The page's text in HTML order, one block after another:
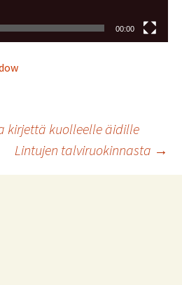
00:00
kirjettä kuolleelle äidille
Lintujen talviruokinnasta →